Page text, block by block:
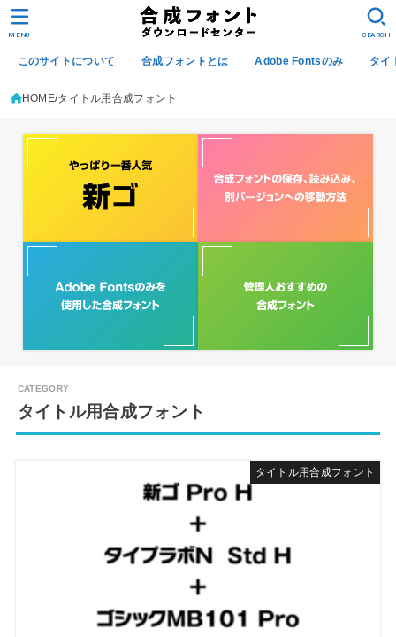
このサイトについて 合成フォントとは Adobe Fontsのみ タイ
SEARCH
MENU
HOME タイトル用合成フォント
タイトル用合成フォント
タイトル用合成フォント